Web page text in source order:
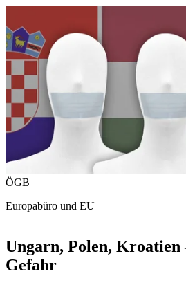
ÖGB
Europabüro und EU
Ungarn, Polen, Kroatien
Gefahr